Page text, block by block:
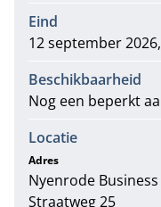
Eind
12 september
Beschikbaarheid
Nog een beperkt
Locatie
Adres
Nyenrode
Adres
Straatweg 25